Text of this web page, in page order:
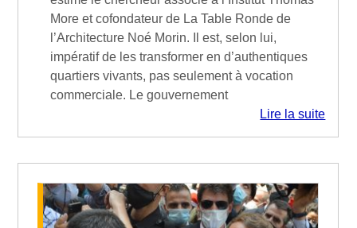
More et cofondateur de La Table Ronde de
l’Architecture Noé Morin. Il est, selon lui,
impératif de les transformer en d’authentiques
quartiers vivants, pas seulement à vocation
commerciale. Le gouvernement
Lire la suite